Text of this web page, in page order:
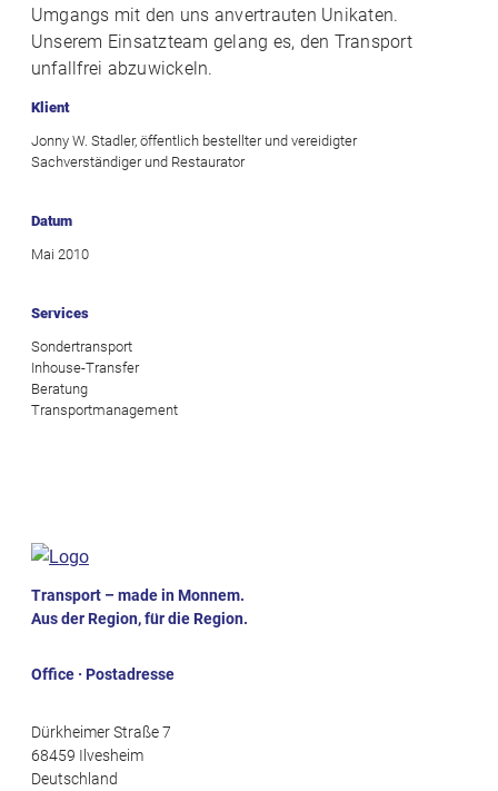
Umgangs mit den uns anvertrauten Unikaten.
Unserem Einsatzteam gelang es, den Transport
unfallfrei abzuwickeln.
Klient
Jonny W. Stadler, öffentlich bestellter und vereidigter
Sachverständiger und Restaurator
Datum
Mai 2010
Services
Sondertransport
Inhouse-Transfer
Beratung
Transportmanagement
Transport – made in Monnem.
Aus der Region, für die Region.
Office · Postadresse
Dürkheimer Straße 7
68459 Ilvesheim
Deutschland